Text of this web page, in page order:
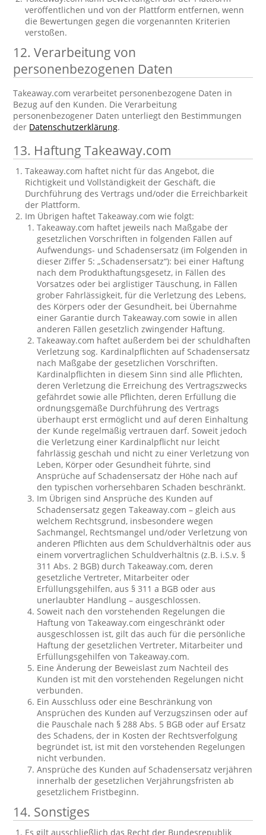
veröffentlichen und von der Plattform entfernen, wenn
die Bewertungen gegen die vorgenannten Kriterien
verstoßen.
12. Verarbeitung von
personenbezogenen Daten
Takeaway.com verarbeitet personenbezogene Daten in
Bezug auf den Kunden. Die Verarbeitung
personenbezogener Daten unterliegt den Bestimmungen
der Datenschutzerklärung.
13. Haftung Takeaway.com
Takeaway.com haftet nicht für das Angebot, die
Richtigkeit und Vollständigkeit der Geschäft, die
Durchführung des Vertrags und/oder die Erreichbarkeit
der Plattform.
Im Übrigen haftet Takeaway.com wie folgt:
Takeaway.com haftet jeweils nach Maßgabe der
gesetzlichen Vorschriften in folgenden Fällen auf
Aufwendungs- und Schadensersatz (im Folgenden in
dieser Ziffer 5: „Schadensersatz“): bei einer Haftung
nach dem Produkthaftungsgesetz, in Fällen des
Vorsatzes oder bei arglistiger Täuschung, in Fällen
grober Fahrlässigkeit, für die Verletzung des Lebens,
des Körpers oder der Gesundheit, bei Übernahme
einer Garantie durch Takeaway.com sowie in allen
anderen Fällen gesetzlich zwingender Haftung.
Takeaway.com haftet außerdem bei der schuldhaften
Verletzung sog. Kardinalpflichten auf Schadensersatz
nach Maßgabe der gesetzlichen Vorschriften.
Kardinalpflichten in diesem Sinn sind alle Pflichten,
deren Verletzung die Erreichung des Vertragszwecks
gefährdet sowie alle Pflichten, deren Erfüllung die
ordnungsgemäße Durchführung des Vertrags
überhaupt erst ermöglicht und auf deren Einhaltung
der Kunde regelmäßig vertrauen darf. Soweit jedoch
die Verletzung einer Kardinalpflicht nur leicht
fahrlässig geschah und nicht zu einer Verletzung von
Leben, Körper oder Gesundheit führte, sind
Ansprüche auf Schadensersatz der Höhe nach auf
den typischen vorhersehbaren Schaden beschränkt.
Im Übrigen sind Ansprüche des Kunden auf
Schadensersatz gegen Takeaway.com – gleich aus
welchem Rechtsgrund, insbesondere wegen
Sachmangel, Rechtsmangel und/oder Verletzung von
anderen Pflichten aus dem Schuldverhältnis oder aus
einem vorvertraglichen Schuldverhältnis (z.B. i.S.v. §
311 Abs. 2 BGB) durch Takeaway.com, deren
gesetzliche Vertreter, Mitarbeiter oder
Erfüllungsgehilfen, aus § 311 a BGB oder aus
unerlaubter Handlung – ausgeschlossen.
Soweit nach den vorstehenden Regelungen die
Haftung von Takeaway.com eingeschränkt oder
ausgeschlossen ist, gilt das auch für die persönliche
Haftung der gesetzlichen Vertreter, Mitarbeiter und
Erfüllungsgehilfen von Takeaway.com.
Eine Änderung der Beweislast zum Nachteil des
Kunden ist mit den vorstehenden Regelungen nicht
verbunden.
Ein Ausschluss oder eine Beschränkung von
Ansprüchen des Kunden auf Verzugszinsen oder auf
die Pauschale nach § 288 Abs. 5 BGB oder auf Ersatz
des Schadens, der in Kosten der Rechtsverfolgung
begründet ist, ist mit den vorstehenden Regelungen
nicht verbunden.
Ansprüche des Kunden auf Schadensersatz verjähren
innerhalb der gesetzlichen Verjährungsfristen ab
gesetzlichem Fristbeginn.
14. Sonstiges
Es gilt ausschließlich das Recht der Bundesrepublik